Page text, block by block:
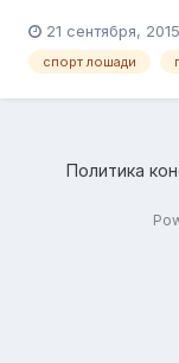
крытые бочки.
Для обучения
21 сентября, 2015
спорт лошади
Политика